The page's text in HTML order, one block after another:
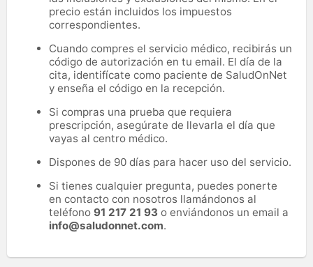
precio están incluidos los impuestos
correspondientes.
Cuando compres el servicio médico, recibirás un
código de autorización en tu email. El día de la
cita, identifícate como paciente de SaludOnNet
y enseña el código en la recepción.
Si compras una prueba que requiera
prescripción, asegúrate de llevarla el día que
vayas al centro médico.
Dispones de 90 días para hacer uso del servicio.
Si tienes cualquier pregunta, puedes ponerte
en contacto con nosotros llamándonos al
teléfono 91 217 21 93 o enviándonos un email a
info@saludonnet.com.